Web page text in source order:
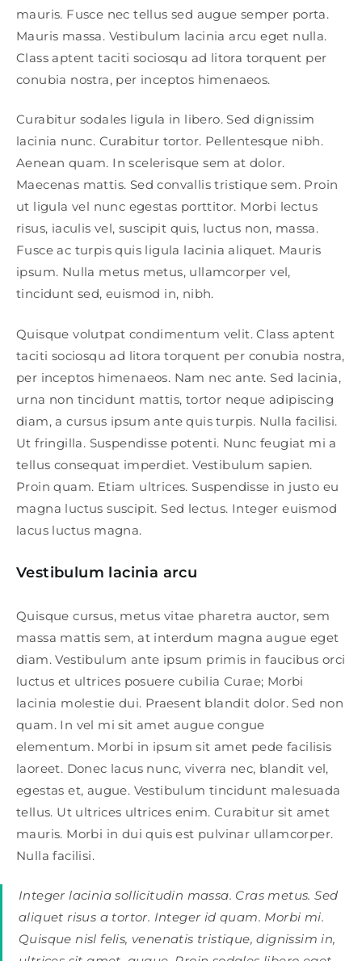
mauris. Fusce nec tellus sed augue semper porta.
Mauris massa. Vestibulum lacinia arcu eget nulla.
Class aptent taciti sociosqu ad litora torquent per
conubia nostra, per inceptos himenaeos.
Curabitur sodales ligula in libero. Sed dignissim
lacinia nunc. Curabitur tortor. Pellentesque nibh.
Aenean quam. In scelerisque sem at dolor.
Maecenas mattis. Sed convallis tristique sem. Proin
ut ligula vel nunc egestas porttitor. Morbi lectus
risus, iaculis vel, suscipit quis, luctus non, massa.
Fusce ac turpis quis ligula lacinia aliquet. Mauris
ipsum. Nulla metus metus, ullamcorper vel,
tincidunt sed, euismod in, nibh.
Quisque volutpat condimentum velit. Class aptent
taciti sociosqu ad litora torquent per conubia nostra,
per inceptos himenaeos. Nam nec ante. Sed lacinia,
urna non tincidunt mattis, tortor neque adipiscing
diam, a cursus ipsum ante quis turpis. Nulla facilisi.
Ut fringilla. Suspendisse potenti. Nunc feugiat mi a
tellus consequat imperdiet. Vestibulum sapien.
Proin quam. Etiam ultrices. Suspendisse in justo eu
magna luctus suscipit. Sed lectus. Integer euismod
lacus luctus magna.
Vestibulum lacinia arcu
Quisque cursus, metus vitae pharetra auctor, sem
massa mattis sem, at interdum magna augue eget
diam. Vestibulum ante ipsum primis in faucibus orci
luctus et ultrices posuere cubilia Curae; Morbi
lacinia molestie dui. Praesent blandit dolor. Sed non
quam. In vel mi sit amet augue congue
elementum. Morbi in ipsum sit amet pede facilisis
laoreet. Donec lacus nunc, viverra nec, blandit vel,
egestas et, augue. Vestibulum tincidunt malesuada
tellus. Ut ultrices ultrices enim. Curabitur sit amet
mauris. Morbi in dui quis est pulvinar ullamcorper.
Nulla facilisi.
Integer lacinia sollicitudin massa. Cras metus. Sed
aliquet risus a tortor. Integer id quam. Morbi mi.
Quisque nisl felis, venenatis tristique, dignissim in,